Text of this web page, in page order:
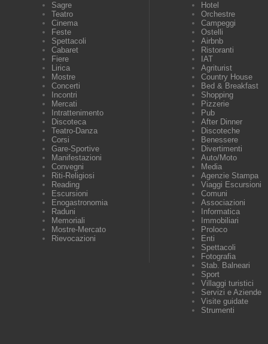
Sagre
Teatro
Cinema
Feste
Spettacoli
Cabaret
Fiere
Lirica
Mostre
Concerti
Incontri
Mercati
Intrattenimento
Discoteca
Teatro-Danza
Corsi
Gare-Sportive
Manifestazioni
Convegni
Riti-Religiosi
Reading
Escursioni
Enogastronomia
Raduni
Memoriali
Mostre-Mercato
Rievocazioni
Hotel
Orchestre
Campeggi
Ostelli
Airbnb
Ristoranti
IAT
Agriturist
Country House
Bed & Breakfast
Shopping
Pizzerie
Pub
After Dinner
Discoteche
Benessere
Divertimenti
Auto/Moto
Media
Agenzie Stampa
Viaggi Escursioni
Comuni
Associazioni
Informatica
Immobiliari
Proloco
Enti
Spettacoli
Fotografia
Stab. Balneari
Sport
Villaggi turistici
Servizi e Aziende
Visite guidate
Strumenti